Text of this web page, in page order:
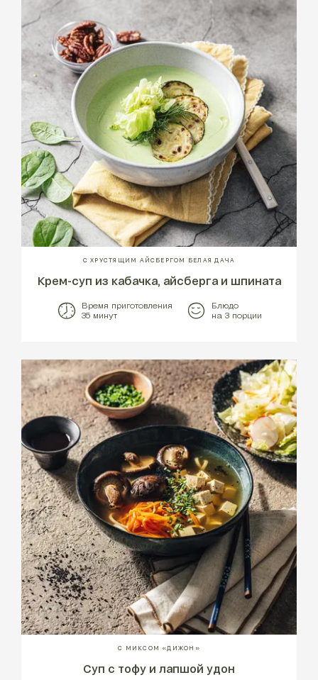
С ХРУСТЯЩИМ АЙСБЕРГОМ БЕЛАЯ ДАЧА
Крем-суп из кабачка, айсберга и шпината
Время приготовления
35 минут
Блюдо
на 3 порции
С МИКСОМ «ДИЖОН»
Суп с тофу и лапшой удон